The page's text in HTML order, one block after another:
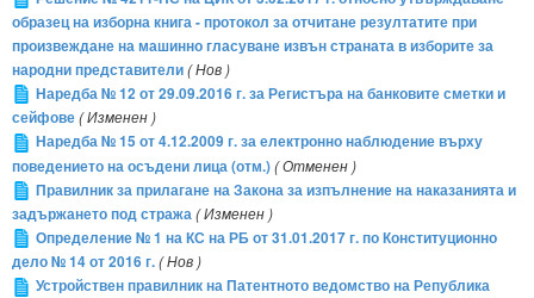
образец на изборна книга - протокол за отчитане резултатите при
произвеждане на машинно гласуване извън страната в изборите за
народни представители( Нов )
Наредба № 12 от 29.09.2016 г. за Регистъра на банковите сметки и
сейфове( Изменен )
Наредба № 15 от 4.12.2009 г. за електронно наблюдение върху
поведението на осъдени лица (отм.)( Отменен )
Правилник за прилагане на Закона за изпълнение на наказанията и
задържането под стража( Изменен )
Определение № 1 на КС на РБ от 31.01.2017 г. по Конституционно
дело № 14 от 2016 г.( Нов )
Устройствен правилник на Патентното ведомство на Република